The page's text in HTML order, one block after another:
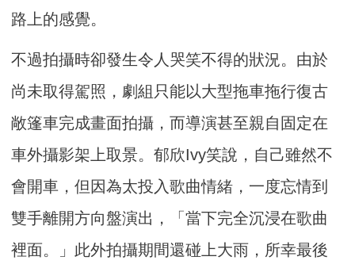
路上的感覺。
不過拍攝時卻發生令人哭笑不得的狀況。由於
尚未取得駕照，劇組只能以大型拖車拖行復古
敞篷車完成畫面拍攝，而導演甚至親自固定在
車外攝影架上取景。郁欣Ivy笑說，自己雖然不
會開車，但因為太投入歌曲情緒，一度忘情到
雙手離開方向盤演出，「當下完全沉浸在歌曲
裡面。」此外拍攝期間還碰上大雨，所幸最後